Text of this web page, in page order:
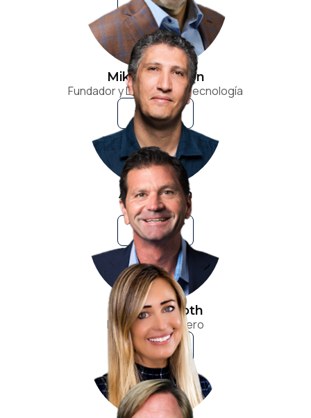
Mike Anderson
Fundador y Director de Tecnología
VER BIO
Ali Behnam
Fundador
VER BIO
Doug Lindroth
Director Financiero
VER BIO